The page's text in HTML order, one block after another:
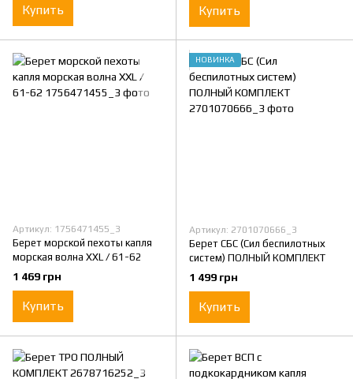
Купить Купить
Артикул: 1756471455_3
Берет морской пехоты капля
морская волна XXL / 61-62
1 469 грн
Купить
НОВИНКА
Артикул: 2701070666_3
Берет СБС (Сил беспилотных
систем) ПОЛНЫЙ КОМПЛЕКТ
1 499 грн
Купить